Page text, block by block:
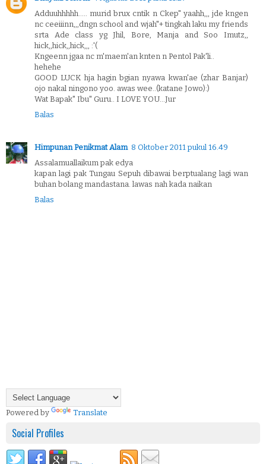
Adduuhhhhh..... murid brux cntik n Ckep" yaahh,,, jde kngen
nc ceeiiinn,,,dngn school and wjah"+ tingkah laku my friends
srta Ade class yg Jhil, Bore, Manja and Soo Imutz,,
hick,,hick,,hick,,, :'(
Kngeenn jgaa nc m'maem'an knten n Pentol Pak'li..
hehehe
GOOD LUCK hja hagin bgian nyawa kwan'ae (zhar Banjar)
ojo nakal ningono yoo. awas wee..(katane Jowo):)
Wat Bapak" Ibu" Guru.. I LOVE YOU...Jur
Balas
Himpunan Penikmat Alam 8 Oktober 2011 pukul 16.49
Assalamuallaikum pak edya
kapan lagi pak Tungau Sepuh dibawai berptualang lagi wan
buhan bolang mandastana. lawas nah kada naikan
Balas
Powered by Translate
Social Profiles